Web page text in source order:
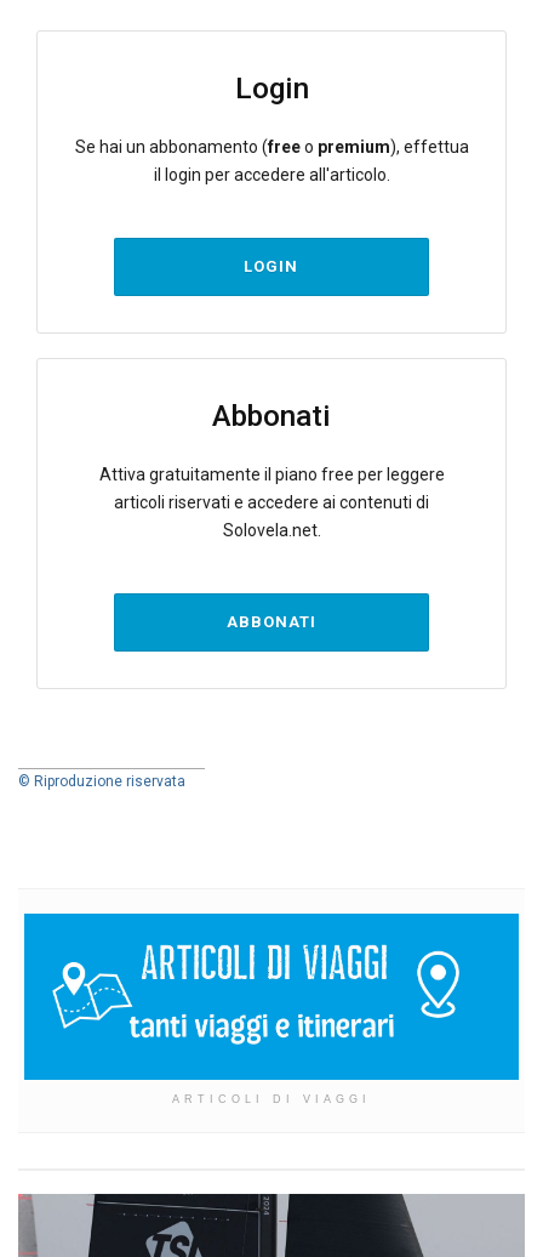
Login
Se hai un abbonamento (freeo premium), effettua
il login per accedere all'articolo.
LOGIN
Abbonati
Attiva gratuitamente il piano free per leggere
articoli riservati e accedere ai contenuti di
Solovela.net.
ABBONATI
© Riproduzione riservata
ARTICOLI DI VIAGGI